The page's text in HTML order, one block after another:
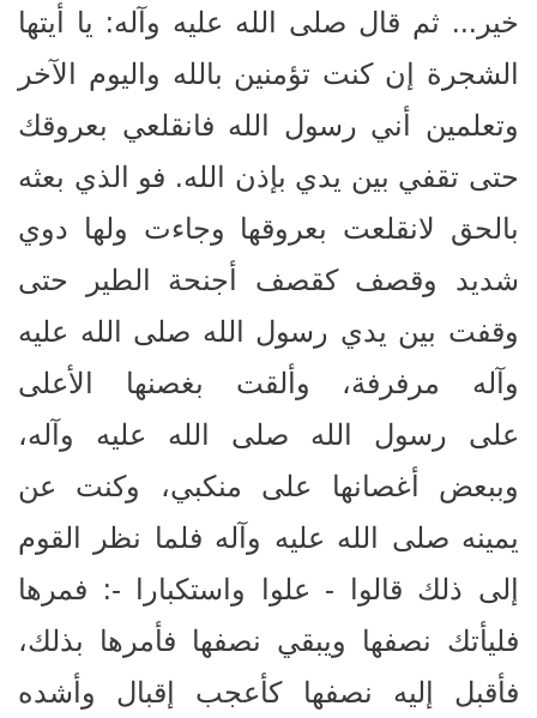
خير... ثم قال صلى الله عليه وآله: يا أيتها
الشجرة إن كنت تؤمنين بالله واليوم الآخر
وتعلمين أني رسول الله فانقلعي بعروقك
حتى تقفي بين يدي بإذن الله. فو الذي بعثه
بالحق لانقلعت بعروقها وجاءت ولها دوي
شديد وقصف كقصف أجنحة الطير حتى
وقفت بين يدي رسول الله صلى الله عليه
وآله مرفرفة، وألقت بغصنها الأعلى
على رسول الله صلى الله عليه وآله،
وببعض أغصانها على منكبي، وكنت عن
يمينه صلى الله عليه وآله فلما نظر القوم
إلى ذلك قالوا - علوا واستكبارا -: فمرها
فليأتك نصفها ويبقي نصفها فأمرها بذلك،
فأقبل إليه نصفها كأعجب إقبال وأشده